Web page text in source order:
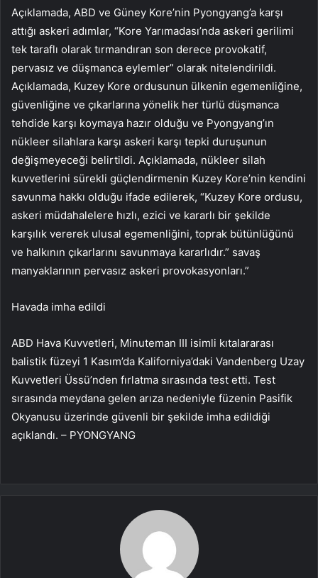
Açıklamada, ABD ve Güney Kore’nin Pyongyang’a karşı
attığı askeri adımlar, “Kore Yarımadası’nda askeri gerilimi
tek taraflı olarak tırmandıran son derece provokatif,
pervasız ve düşmanca eylemler” olarak nitelendirildi.
Açıklamada, Kuzey Kore ordusunun ülkenin egemenliğine,
güvenliğine ve çıkarlarına yönelik her türlü düşmanca
tehdide karşı koymaya hazır olduğu ve Pyongyang’ın
nükleer silahlara karşı askeri karşı tepki duruşunun
değişmeyeceği belirtildi. Açıklamada, nükleer silah
kuvvetlerini sürekli güçlendirmenin Kuzey Kore’nin kendini
savunma hakkı olduğu ifade edilerek, “Kuzey Kore ordusu,
askeri müdahalelere hızlı, ezici ve kararlı bir şekilde
karşılık vererek ulusal egemenliğini, toprak bütünlüğünü
ve halkının çıkarlarını savunmaya kararlıdır.” savaş
manyaklarının pervasız askeri provokasyonları.”
Havada imha edildi
ABD Hava Kuvvetleri, Minuteman III isimli kıtalararası
balistik füzeyi 1 Kasım’da Kaliforniya’daki Vandenberg Uzay
Kuvvetleri Üssü’nden fırlatma sırasında test etti. Test
sırasında meydana gelen arıza nedeniyle füzenin Pasifik
Okyanusu üzerinde güvenli bir şekilde imha edildiği
açıklandı. – PYONGYANG